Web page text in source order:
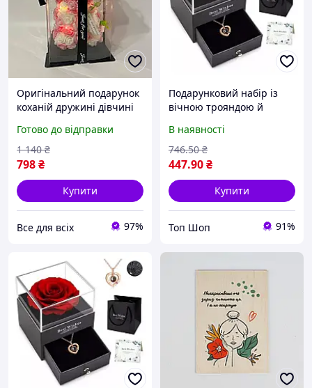
Оригінальний подарунок
коханій дружині дівчині
романтичний
подарунковий набір для
жінок
Готово до відправки
798₴
1 140 ₴
Купити
Все для всіх 97%
Подарунковий набір із
вічною трояндою й
коробці з шухлядою
Романтичний подарунок
для жінок
В наявності
447.90₴
746.50 ₴
Купити
Топ Шоп 91%